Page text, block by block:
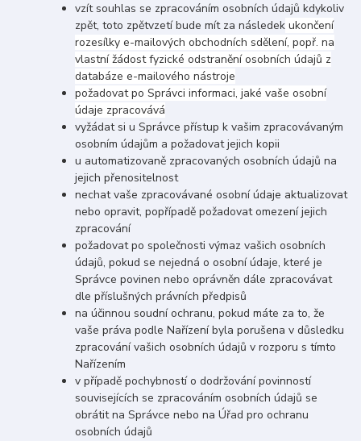
vzít souhlas se zpracováním osobních údajů kdykoliv
zpět, toto zpětvzetí bude mít za následek ukončení
rozesílky e-mailových obchodních sdělení, popř. na
vlastní žádost fyzické odstranění osobních údajů z
databáze e-mailového nástroje
požadovat po Správci informaci, jaké vaše osobní
údaje zpracovává
vyžádat si u Správce přístup k vašim zpracovávaným
osobním údajům a požadovat jejich kopii
u automatizovaně zpracovaných osobních údajů na
jejich přenositelnost
nechat vaše zpracovávané osobní údaje aktualizovat
nebo opravit, popřípadě požadovat omezení jejich
zpracování
požadovat po společnosti výmaz vašich osobních
údajů, pokud se nejedná o osobní údaje, které je
Správce povinen nebo oprávněn dále zpracovávat
dle příslušných právních předpisů
na účinnou soudní ochranu, pokud máte za to, že
vaše práva podle Nařízení byla porušena v důsledku
zpracování vašich osobních údajů v rozporu s tímto
Nařízením
v případě pochybností o dodržování povinností
souvisejících se zpracováním osobních údajů se
obrátit na Správce nebo na Úřad pro ochranu
osobních údajů